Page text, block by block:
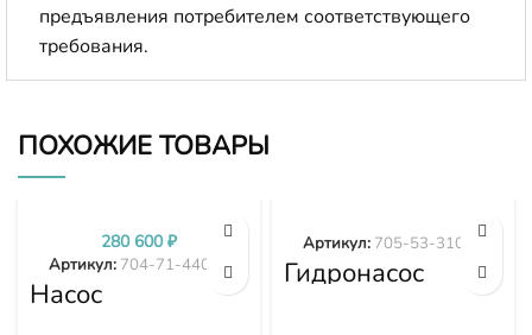
предъявления потребителем соответствующего
требования.
ПОХОЖИЕ ТОВАРЫ
Насос
трансмиссии
Артикул: 704-71-44002
280 600₽
Гидронасос
Komatsu WA600-
Артикул: 705-53-31020